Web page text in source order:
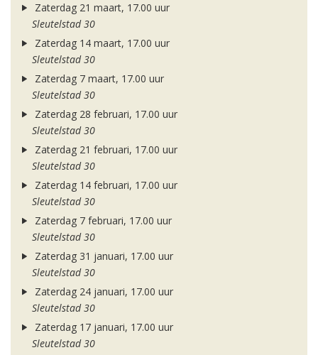
Zaterdag 21 maart, 17.00 uur
Sleutelstad 30
Zaterdag 14 maart, 17.00 uur
Sleutelstad 30
Zaterdag 7 maart, 17.00 uur
Sleutelstad 30
Zaterdag 28 februari, 17.00 uur
Sleutelstad 30
Zaterdag 21 februari, 17.00 uur
Sleutelstad 30
Zaterdag 14 februari, 17.00 uur
Sleutelstad 30
Zaterdag 7 februari, 17.00 uur
Sleutelstad 30
Zaterdag 31 januari, 17.00 uur
Sleutelstad 30
Zaterdag 24 januari, 17.00 uur
Sleutelstad 30
Zaterdag 17 januari, 17.00 uur
Sleutelstad 30